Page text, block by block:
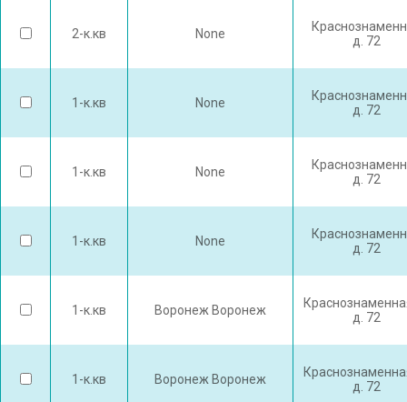
2-к.кв None
д. 72
1-к.кв None
д. 72
1-к.кв None
д. 72
1-к.кв None
д. 72
1-к.кв Воронеж Воронеж
д. 72
1-к.кв Воронеж Воронеж
д. 72